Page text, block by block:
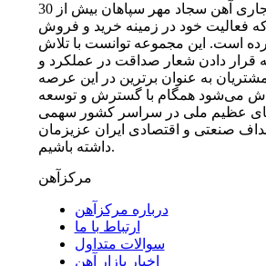
مرکزآهن با نام تجاری آهن سجاد مهر سپاهان بیش از 30
فعالیت خود در زمینه خرید و فروش
است. این مجموعه توانست با تلاش
قرار دادن شعار صداقت در عملکرد و
به عنوان برترین در این عرصه
می‌شود همگام با گسترش و توسعه
عظیم ملی در سراسر کشور سهمی
صنعتی و اقتصادی ایران عزیزمان
داشته باشیم.
مرکزآهن
درباره مرکزآهن
ارتباط با ما
سوالات متداول
اخبار بازار آهن